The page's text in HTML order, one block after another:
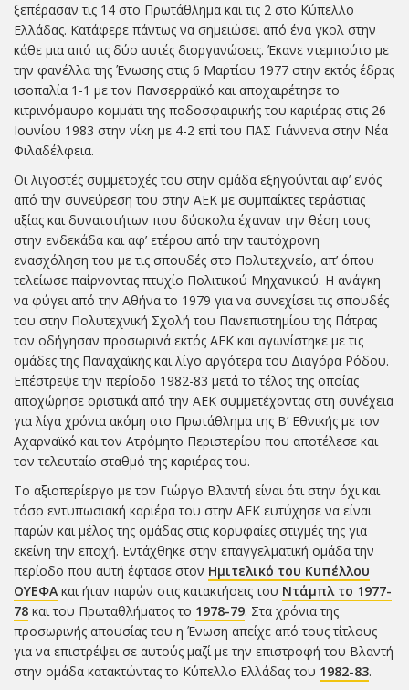
ξεπέρασαν τις 14 στο Πρωτάθλημα και τις 2 στο Κύπελλο
Ελλάδας. Κατάφερε πάντως να σημειώσει από ένα γκολ στην
κάθε μια από τις δύο αυτές διοργανώσεις. Έκανε ντεμπούτο με
την φανέλλα της Ένωσης στις 6 Μαρτίου 1977 στην εκτός έδρας
ισοπαλία 1-1 με τον Πανσερραϊκό και αποχαιρέτησε το
κιτρινόμαυρο κομμάτι της ποδοσφαιρικής του καριέρας στις 26
Ιουνίου 1983 στην νίκη με 4-2 επί του ΠΑΣ Γιάννενα στην Νέα
Φιλαδέλφεια.
Οι λιγοστές συμμετοχές του στην ομάδα εξηγούνται αφ’ ενός
από την συνεύρεση του στην ΑΕΚ με συμπαίκτες τεράστιας
αξίας και δυνατοτήτων που δύσκολα έχαναν την θέση τους
στην ενδεκάδα και αφ’ ετέρου από την ταυτόχρονη
ενασχόληση του με τις σπουδές στο Πολυτεχνείο, απ’ όπου
τελείωσε παίρνοντας πτυχίο Πολιτικού Μηχανικού. Η ανάγκη
να φύγει από την Αθήνα το 1979 για να συνεχίσει τις σπουδές
του στην Πολυτεχνική Σχολή του Πανεπιστημίου της Πάτρας
τον οδήγησαν προσωρινά εκτός ΑΕΚ και αγωνίστηκε με τις
ομάδες της Παναχαϊκής και λίγο αργότερα του Διαγόρα Ρόδου.
Επέστρεψε την περίοδο 1982-83 μετά το τέλος της οποίας
αποχώρησε οριστικά από την ΑΕΚ συμμετέχοντας στη συνέχεια
για λίγα χρόνια ακόμη στο Πρωτάθλημα της Β’ Εθνικής με τον
Αχαρναϊκό και τον Ατρόμητο Περιστερίου που αποτέλεσε και
τον τελευταίο σταθμό της καριέρας του.
Το αξιοπερίεργο με τον Γιώργο Βλαντή είναι ότι στην όχι και
τόσο εντυπωσιακή καριέρα του στην ΑΕΚ ευτύχησε να είναι
παρών και μέλος της ομάδας στις κορυφαίες στιγμές της για
εκείνη την εποχή. Εντάχθηκε στην επαγγελματική ομάδα την
περίοδο που αυτή έφτασε στον Ημιτελικό του Κυπέλλου
ΟΥΕΦΑ και ήταν παρών στις κατακτήσεις του Ντάμπλ το 1977-
78 και του Πρωταθλήματος το 1978-79. Στα χρόνια της
προσωρινής απουσίας του η Ένωση απείχε από τους τίτλους
για να επιστρέψει σε αυτούς μαζί με την επιστροφή του Βλαντή
στην ομάδα κατακτώντας το Κύπελλο Ελλάδας του 1982-83.